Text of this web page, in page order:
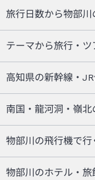
旅行日数から物部
テーマから旅行・ツ
高知県の新幹線・
南国・龍河洞・嶺
物部川の飛行機で
物部川のホテル・旅